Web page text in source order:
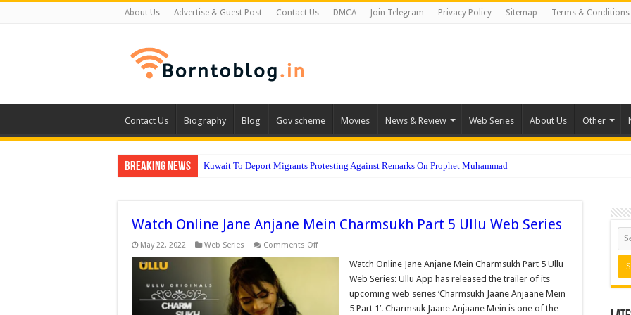
About Us Advertise & Guest Post Contact Us DMCA Join Telegram Privacy Policy Sitemap Terms & Conditions
Contact Us Biography Blog Gov scheme Movies News & Review Web Series About Us Other
Breaking News Kuwait To Deport Migrants Protesting Against Remarks On Prophet Muhammad
Watch Online Jane Anjane Mein Charmsukh Part 5 Ullu Web Series
May 22, 2022 Web Series Comments Offon
Charmsukh
Watch Online Jane Anjane Mein Charmsukh Part 5 Ullu
Web Series: Ullu App has released the trailer of its
upcoming web series ‘Charmsukh Jaane Anjaane Mein
5 Part 1’. Charmsuk Jaane Anjaane Mein is one of the